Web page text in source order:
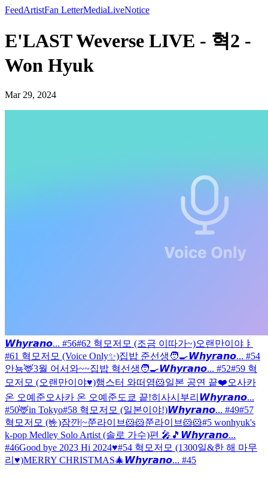
FeedArtistFan LetterMediaLiveNotice
E'LAST Weverse LIVE - 혁2 -
Won Hyuk
Mar 29, 2024
𝙒𝙝𝙮𝙧𝙖𝙣𝙤... #56#62 혁모저모 (조금 이따가~)오랜만이야ㅑ
#61 혁모저모 (Voice Only✨)집밥 준선생🧑‍🍳𝙒𝙝𝙮𝙧𝙖𝙣𝙤... #54
안뇽🦌3월 어서와~~집밥 혁선생🧑‍🍳𝙒𝙝𝙮𝙧𝙖𝙣𝙤... #52#59 혁
모저모 (오랜만이야♥)햄스터 와떠염🐹일본 공연 끝❤️오사카
온 오예준오사카 온 오예준도쿄 끝!히사시부리 𝙒𝙝𝙮𝙧𝙖𝙣𝙤...
#50🦌in Tokyo#58 혁모저모 (일본이야!)𝙒𝙝𝙮𝙧𝙖𝙣𝙤... #49#57
혁모저모 (🤟)잠깐|~쭌라이브🐹🐹쭌라이브🐹🐹#5 wonhyuk's
k-pop Medley Solo Artist (솔로 가수)편 🎤🎵 𝙒𝙝𝙮𝙧𝙖𝙣𝙤...
#46Good bye 2023 Hi 2024♥#54 혁모저모 (1300일&한 해 마무
리♥)MERRY CHRISTMAS🎄𝙒𝙝𝙮𝙧𝙖𝙣𝙤... #45